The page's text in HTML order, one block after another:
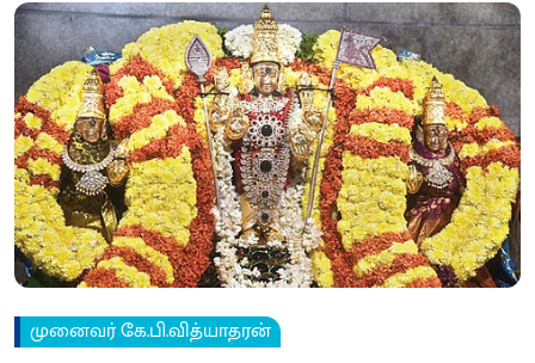
முனைவர் கே.பி.வித்யாதரன்